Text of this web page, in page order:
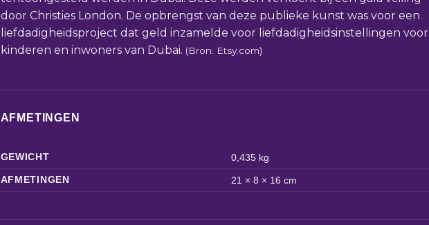
door Christies London. De opbrengst van deze publieke kunst was voor een
liefdadigheidsproject dat geld inzamelde voor liefdadigheidsinstellingen voor
kinderen en inwoners van Dubai. (Bron: Etsy.com)
AFMETINGEN
GEWICHT
0,435 kg
AFMETINGEN
21 × 8 × 16 cm